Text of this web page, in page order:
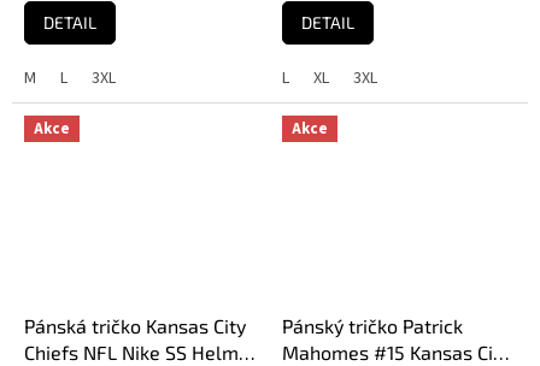
DETAIL
M L 3XL
DETAIL
L XL 3XL
Akce
Pánská tričko Kansas City
Chiefs NFL Nike SS Helmet
Akce
Pánský tričko Patrick
Mahomes #15 Kansas City